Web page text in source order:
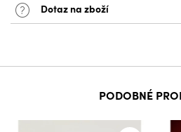
Dotaz na zboží
PODOBNÉ